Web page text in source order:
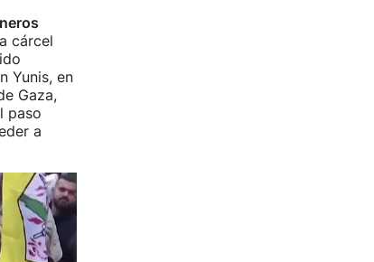
cárcel
Yunis, en
Gaza,
paso
a